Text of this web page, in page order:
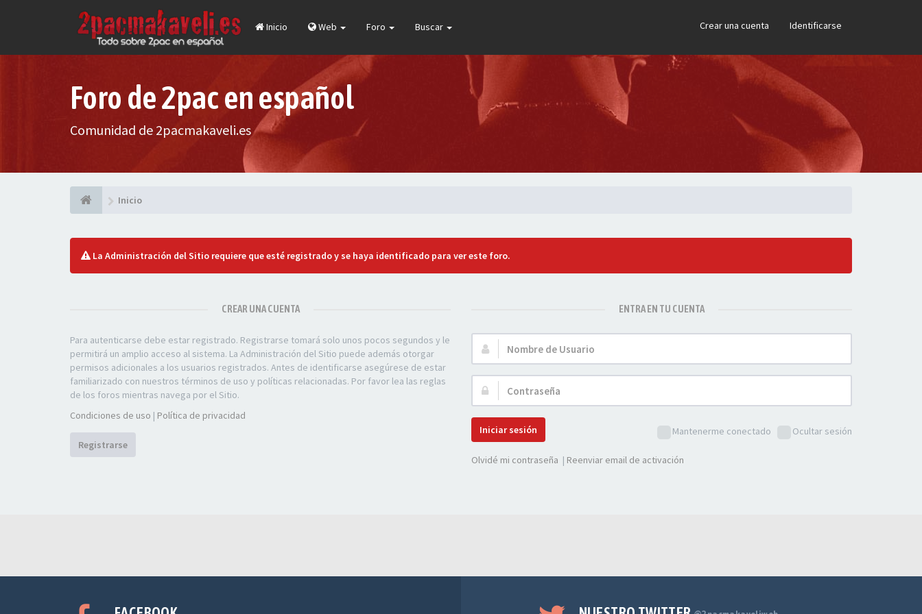
Inicio Web Foro Buscar Crear una cuenta Identificarse
Foro de 2pac en español
Comunidad de 2pacmakaveli.es
Inicio
La Administración del Sitio requiere que esté registrado y se haya identificado para ver este foro.
CREAR UNA CUENTA
Para autenticarse debe estar registrado. Registrarse tomará solo unos pocos segundos y le
permitirá un amplio acceso al sistema. La Administración del Sitio puede además otorgar
permisos adicionales a los usuarios registrados. Antes de identificarse asegúrese de estar
familiarizado con nuestros términos de uso y políticas relacionadas. Por favor lea las reglas
de los foros mientras navega por el Sitio.
Condiciones de uso | Política de privacidad
Registrarse
ENTRA EN TU CUENTA
Nombre
de
Usuario:
Contraseña:
Mantenerme conectado Ocultar sesión
Iniciar sesión
Olvidé mi contraseña | Reenviar email de activación